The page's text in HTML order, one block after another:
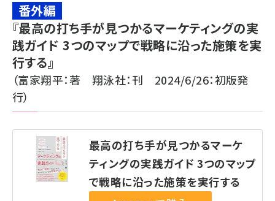
番外編
『最高の打ち手が見つかるマーケティングの実
践ガイド 3つのマップで戦略に沿った施策を実
行する』
（富家翔平：著 翔泳社：刊 2024/6/26：初版発
行）
最高の打ち手が見つかるマーケ
ティングの実践ガイド 3つのマップ
で戦略に沿った施策を実行する